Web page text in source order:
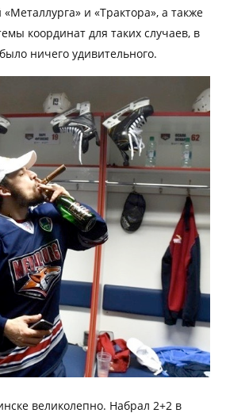
и «Трактора», а также
координат для таких случаев, в
ничего удивительного.
великолепно. Набрал 2+2 в